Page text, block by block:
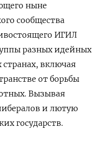
ныне
сообщества
ИГИЛ
разных идейных
странах, включая
от борьбы
Вызывая
и лютую
государств.